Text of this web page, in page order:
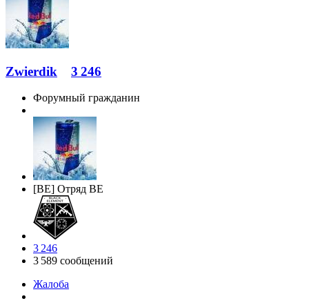
Zwierdik 3 246
Форумный гражданин
[BE] Отряд BE
3 246
3 589 сообщений
Жалоба